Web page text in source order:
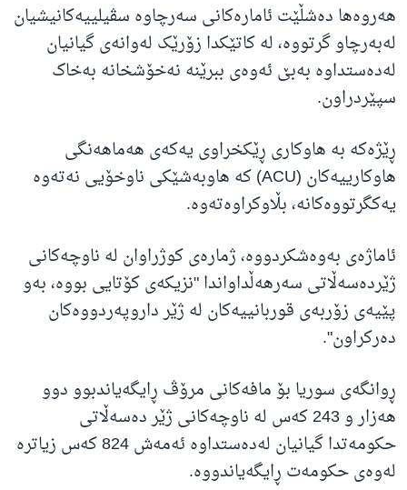
هەروەها دەشڵێت ئامارەکانی سەرچاوە سڤیلییەکانیشیان
لەبەرچاو گرتووە، لە کاتێکدا زۆرێک لەوانەی گیانیان
لەدەستداوە بەبێ ئەوەی ببرێنە نەخۆشخانە بەخاک
سپێردراون.
ڕێژەکە بە هاوکاری ڕێکخراوی یەکەی هەماهەنگی
هاوکارییەکان (ACU) کە هاوبەشێکی ناوخۆیی نەتەوە
یەکگرتووەکانە، بڵاوکراوەتەوە.
ئاماژەی بەوەشکردووە، ژمارەی کوژراوان لە ناوچەکانی
ژێردەسەڵاتی سەرهەڵداواندا "نزیکەی کۆتایی بووە، بەو
پێیەی زۆربەی قوربانییەکان لە ژێر داروپەردووەکان
دەرکراون".
ڕوانگەی سوریا بۆ مافەکانی مرۆڤ ڕایگەیاندبوو دوو
هەزار و 243 کەس لە ناوچەکانی ژێر دەسەڵاتی
حکومەتدا گیانیان لەدەستداوە ئەمەش 824 کەس زیاترە
لەوەی حکومەت ڕایگەیاندووە.